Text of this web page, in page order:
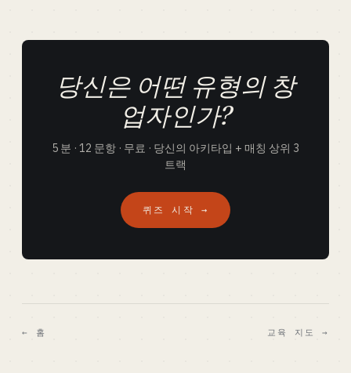
당신은 어떤 유형의 창
업자인가?
5 분 · 12 문항 · 무료 · 당신의 아키타입 + 매칭 상위 3
트랙
퀴즈 시작 →
← 홈 교육 지도 →